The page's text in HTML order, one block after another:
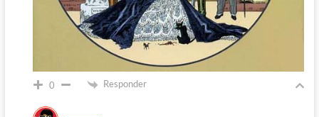
0 Responder